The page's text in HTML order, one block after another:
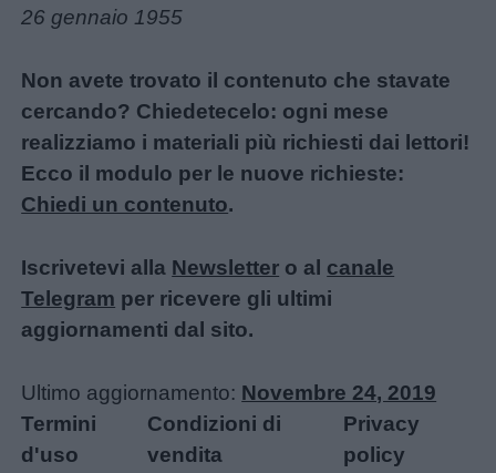
26 gennaio 1955
Non avete trovato il contenuto che stavate
cercando? Chiedetecelo: ogni mese
realizziamo i materiali più richiesti dai lettori!
Ecco il modulo per le nuove richieste:
Chiedi un contenuto.
Iscrivetevi alla Newsletter o al canale
Telegram per ricevere gli ultimi
aggiornamenti dal sito.
Ultimo aggiornamento: Novembre 24, 2019
Termini
d'uso
Condizioni di
vendita
Privacy
policy